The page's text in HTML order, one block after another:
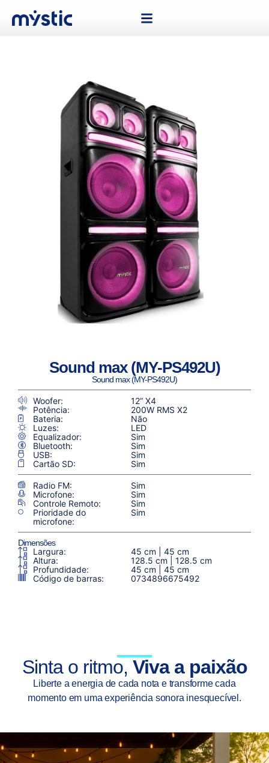
Sound max (MY-PS492U)
Sound max (MY-PS492U)
Woofer:
12” X4
Potência:
200W RMS X2
Bateria:
Não
Luzes:
LED
Equalizador:
Sim
Bluetooth:
Sim
USB:
Sim
Cartão SD:
Sim
Radio FM:
Sim
Microfone:
Sim
Controle Remoto:
Sim
Prioridade do
microfone:
Sim
Dimensões
Largura:
45 cm | 45 cm
Altura:
128.5 cm | 128.5 cm
Profundidade:
45 cm | 45 cm
Código de barras:
0734896675492
Sinta o ritmo, Viva a paixão
Liberte a energia de cada nota e transforme cada
momento em uma experiência sonora inesquecível.